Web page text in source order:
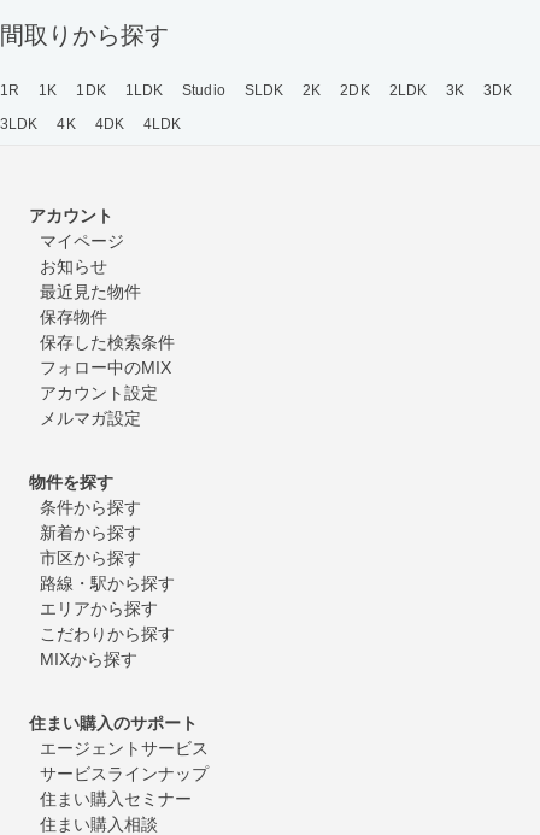
間取りから探す
1R 1K 1DK 1LDK Studio SLDK 2K 2DK 2LDK 3K
3DK
3LDK
4K 4DK 4LDK
アカウント
マイページ
お知らせ
最近見た物件
保存物件
保存した検索条件
フォロー中のMIX
アカウント設定
メルマガ設定
物件を探す
条件から探す
新着から探す
市区から探す
路線・駅から探す
エリアから探す
こだわりから探す
MIXから探す
住まい購入のサポート
エージェントサービス
サービスラインナップ
住まい購入セミナー
住まい購入相談